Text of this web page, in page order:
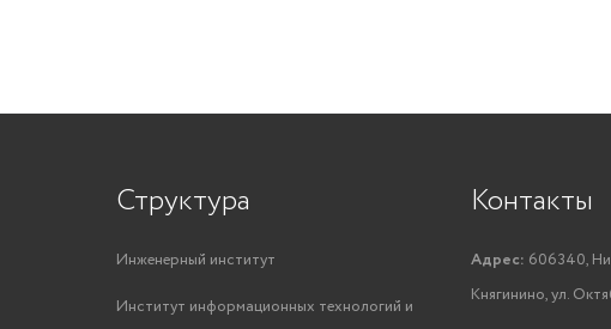
Структура
Инженерный институт
Институт информационных технологий и
Контакты
Адрес: 606340,
Княгинино, ул.